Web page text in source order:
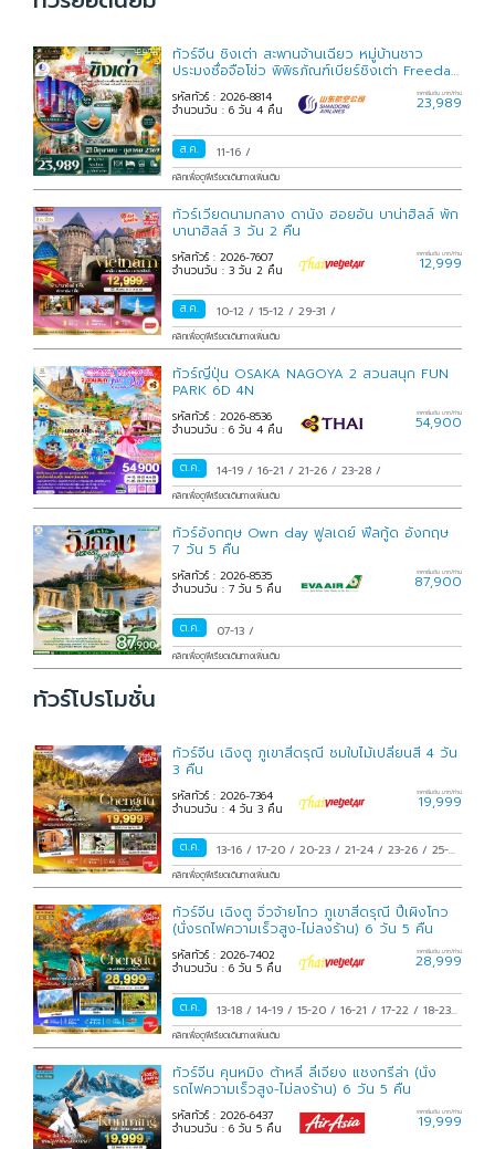
เอินซือ
29 โปรแกรม 7 โปรแกรม
เวยไห่
20 โปรแกรม
ฉางซา
5 โปรแกรม
หังโจว
2 โปรแกรม
ทัวร์จีน ชิงเต่า สะพานจ้านเฉียว หมู่บ้านชาว
ประมงซื่อจือโข่ว พิพิธภัณฑ์เบียร์ชิงเต่า Freeday
6 วัน 4
รหัสทัวร์ : 2026-8814
จำนวนวัน : 6 วัน 4 คืน
ราคาเริ่มต้น บาท/ท่าน
23,989
ส.ค. 11-16/
คลิกเพื่อดูพีเรียดเดินทางเพิ่มเติม
ทัวร์เวียดนามกลาง ดานัง ฮอยอัน บาน่าฮิลล์ พัก
บานาฮิลล์ 3 วัน 2 คืน
รหัสทัวร์ : 2026-7607
จำนวนวัน : 3 วัน 2 คืน
ราคาเริ่มต้น บาท/ท่าน
12,999
ส.ค. 10-12/15-12/29-31/
คลิกเพื่อดูพีเรียดเดินทางเพิ่มเติม
ทัวร์ญี่ปุ่น OSAKA NAGOYA 2 สวนสนุก FUN
PARK 6D 4N
รหัสทัวร์ : 2026-8536
จำนวนวัน : 6 วัน 4 คืน
ราคาเริ่มต้น บาท/ท่าน
54,900
ต.ค. 14-19/16-21/21-26/23-28/
คลิกเพื่อดูพีเรียดเดินทางเพิ่มเติม
ทัวร์อังกฤษ Own day ฟูลเดย์ ฟีลกู้ด อังกฤษ
7 วัน 5 คืน
รหัสทัวร์ : 2026-8535
จำนวนวัน : 7 วัน 5 คืน
ราคาเริ่มต้น บาท/ท่าน
87,900
ต.ค. 07-13/
คลิกเพื่อดูพีเรียดเดินทางเพิ่มเติม
ทัวร์โปรโมชั่น
ทัวร์จีน เฉิงตู ภูเขาสี่ดรุณี ชมใบไม้เปลี่ยนสี 4 วัน
3 คืน
รหัสทัวร์ : 2026-7364
จำนวนวัน : 4 วัน 3 คืน
ราคาเริ่มต้น บาท/ท่าน
19,999
ต.ค. 13-16/17-20/20-23/21-24/23-26/25-
28/28-31/
คลิกเพื่อดูพีเรียดเดินทางเพิ่มเติม
ทัวร์จีน เฉิงตู จิ่วจ้ายโกว ภูเขาสี่ดรุณี ปี้เผิงโกว
(นั่งรถไฟความเร็วสูง-ไม่ลงร้าน) 6 วัน 5 คืน
รหัสทัวร์ : 2026-7402
จำนวนวัน : 6 วัน 5 คืน
ราคาเริ่มต้น บาท/ท่าน
28,999
ต.ค. 13-18/14-19/15-20/16-21/17-22/18-23/
19-24/20-25/21-26/22-27/23-28/24-
29/25-30/26-31/27 ต.ค.-01 พ.ย./28
ต.ค.-02 พ.ย./29 ต.ค.-03 พ.ย./30 ต.ค.-04
พ.ย./31 ต.ค.-05 พ.ย./
คลิกเพื่อดูพีเรียดเดินทางเพิ่มเติม
ทัวร์จีน คุนหมิง ต้าหลี่ ลี่เจียง แชงกรีล่า (นั่ง
รถไฟความเร็วสูง-ไม่ลงร้าน) 6 วัน 5 คืน
รหัสทัวร์ : 2026-6437
จำนวนวัน : 6 วัน 5 คืน
ราคาเริ่มต้น บาท/ท่าน
19,999